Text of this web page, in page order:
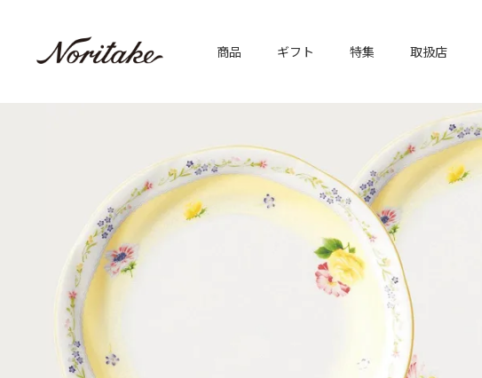
商品 ギフト 特集 取扱店